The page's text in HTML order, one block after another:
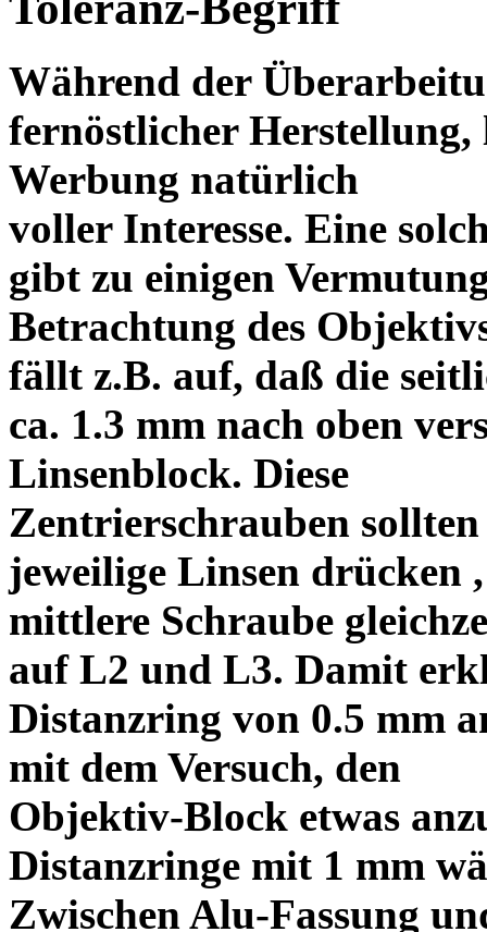
Während der
fernöstlicher Herstellung,
Werbung natürlich
voller Interesse. Eine
gibt zu einigen
Betrachtung des
fällt z.B. auf, daß die
ca. 1.3 mm nach oben
Linsenblock. Diese
Zentrierschrauben
jeweilige Linsen drücken
mittlere Schraube
auf L2 und L3. Damit
Distanzring von 0.5 mm
mit dem Versuch, den
Objektiv-Block etwas
Distanzringe mit 1 mm
Zwischen Alu-Fassung